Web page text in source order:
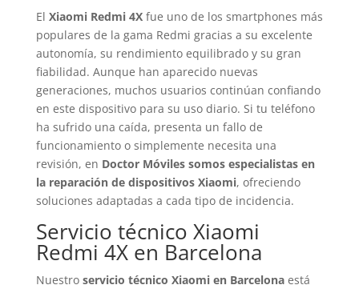
El Xiaomi Redmi 4Xfue uno de los smartphones más
populares de la gama Redmi gracias a su excelente
autonomía, su rendimiento equilibrado y su gran
fiabilidad. Aunque han aparecido nuevas
generaciones, muchos usuarios continúan confiando
en este dispositivo para su uso diario. Si tu teléfono
ha sufrido una caída, presenta un fallo de
funcionamiento o simplemente necesita una
revisión, en Doctor Móviles somos especialistas en
la reparación de dispositivos Xiaomi, ofreciendo
soluciones adaptadas a cada tipo de incidencia.
Servicio técnico Xiaomi
Redmi 4X en Barcelona
Nuestro servicio técnico Xiaomi en Barcelonaestá